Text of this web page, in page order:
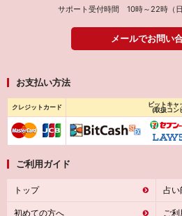
サポート受付時間 10時～22時（
メールでお問い
お支払い方法
クレジットカード
ビットキャ
(取扱コン
ご利用ガイド
トップ
初めての方へ
占い
ご